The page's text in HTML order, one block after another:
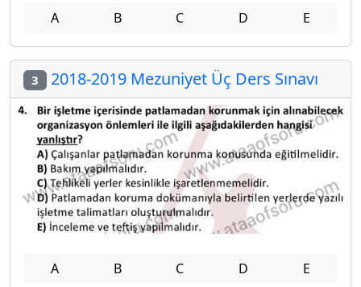
A B C D E
3 2018-2019 Mezuniyet Üç Ders Sınavı
A B C D E